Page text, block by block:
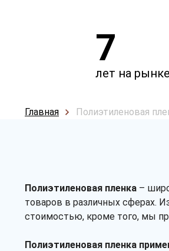
7
лет на рынке
Главная Полиэтиленовая
Полиэтиленовая пленка –
товаров в различных сферах.
стоимостью, кроме того, мы
Полиэтиленовая пленка